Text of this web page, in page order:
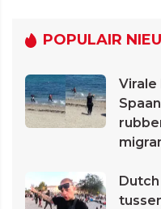
POPULAIR
Virale